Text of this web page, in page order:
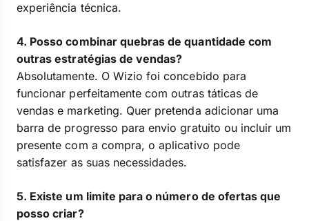
experiência técnica.
4. Posso combinar quebras de quantidade com
outras estratégias de vendas?
Absolutamente. O Wizio foi concebido para
funcionar perfeitamente com outras táticas de
vendas e marketing. Quer pretenda adicionar uma
barra de progresso para envio gratuito ou incluir um
presente com a compra, o aplicativo pode
satisfazer as suas necessidades.
5. Existe um limite para o número de ofertas que
posso criar?